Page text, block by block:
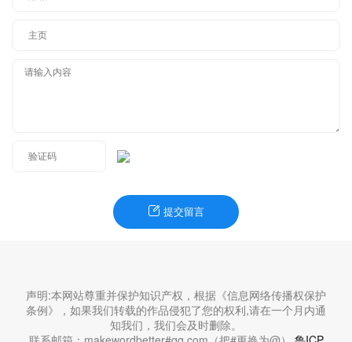
提交留言
声明:本网站尊重并保护知识产权，根据《信息网络传播权保护
条例》，如果我们转载的作品侵犯了您的权利,请在一个月内通
知我们，我们会及时删除。